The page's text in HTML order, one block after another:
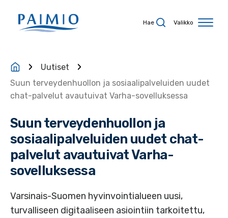
Hae Valikko
Uutiset
Suun terveydenhuollon ja sosiaalipalveluiden uudet
chat-palvelut avautuivat Varha-sovelluksessa
Suun terveydenhuollon ja
sosiaalipalveluiden uudet chat-
palvelut avautuivat Varha-
sovelluksessa
Varsinais-Suomen hyvinvointialueen uusi,
turvalliseen digitaaliseen asiointiin tarkoitettu,